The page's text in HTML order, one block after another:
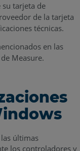
su tarjeta de
de la tarjeta
técnicas.
en las
Measure.
últimas
los controladores y